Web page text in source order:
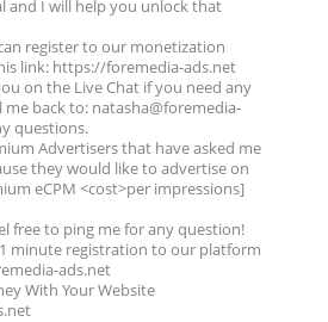
and I will help you unlock that
register to our monetization
link: https://foremedia-ads.net
on the Live Chat if you need any
me back to: natasha@foremedia-
questions.
Advertisers that have asked me
they would like to advertise on
eCPM <cost>per impressions]
free to ping me for any question!
minute registration to our platform
ads.net
With Your Website